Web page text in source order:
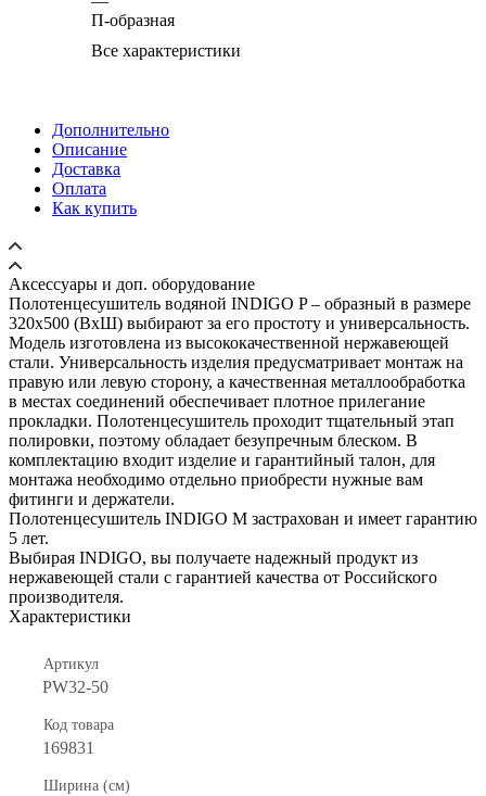
П-образная
Все характеристики
Дополнительно
Описание
Доставка
Оплата
Как купить
Аксессуары и доп. оборудование
Полотенцесушитель водяной INDIGO P – образный в размере
320х500 (ВхШ) выбирают за его простоту и универсальность.
Модель изготовлена из высококачественной нержавеющей
стали. Универсальность изделия предусматривает монтаж на
правую или левую сторону, а качественная металлообработка
в местах соединений обеспечивает плотное прилегание
прокладки. Полотенцесушитель проходит тщательный этап
полировки, поэтому обладает безупречным блеском. В
комплектацию входит изделие и гарантийный талон, для
монтажа необходимо отдельно приобрести нужные вам
фитинги и держатели.
Полотенцесушитель INDIGO M застрахован и имеет гарантию
5 лет.
Выбирая INDIGO, вы получаете надежный продукт из
нержавеющей стали с гарантией качества от Российского
производителя.
Характеристики
Артикул
PW32-50
Код товара
169831
Ширина (см)